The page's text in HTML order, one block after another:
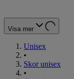
Visa mer
Unisex
•
Skor unisex
•